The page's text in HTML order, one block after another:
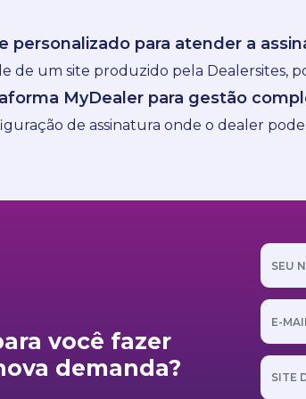
personalizado para atender a
de um site produzido pela Dealersites,
MyDealer para gestão
de assinatura onde o dealer
você fazer
demanda?